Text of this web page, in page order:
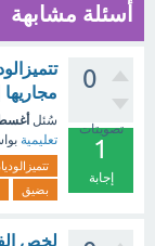
أسئلة مشابهة
0
تصويتات
1
إجابة
سُئل أغسطس
تعليمية
بضيق
لخص